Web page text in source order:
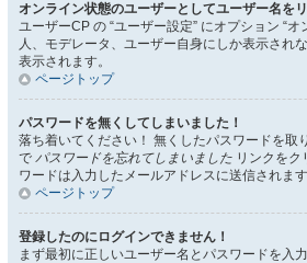
オンライン状態のユーザーとしてユーザー名を
ユーザーCP の “ユーザー設定” にオプション “
人、モデレータ、ユーザー自身にしか表示され
表示されます。
ページトップ
パスワードを無くしてしまいました！
落ち着いてください！ 無くしたパスワードを
で パスワードを忘れてしまいました リンクを
ワードは入力したメールアドレスに送信されます
ページトップ
登録したのにログインできません！
まず最初に正しいユーザー名とパスワードを入